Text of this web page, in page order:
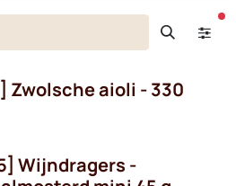
Zwolsche aioli - 330
Wijndragers -